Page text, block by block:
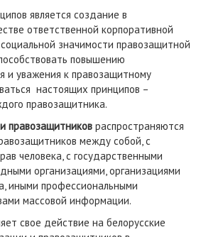
является создание в
ответственной корпоративной
значимости правозащитной
повышению
и уважения к правозащитному
настоящих принципов –
правозащитника.
правозащитников распространяются
между собой, с
человека, с государственными
организациями, организациями
иными профессиональными
массовой информации.
свое действие на белорусские